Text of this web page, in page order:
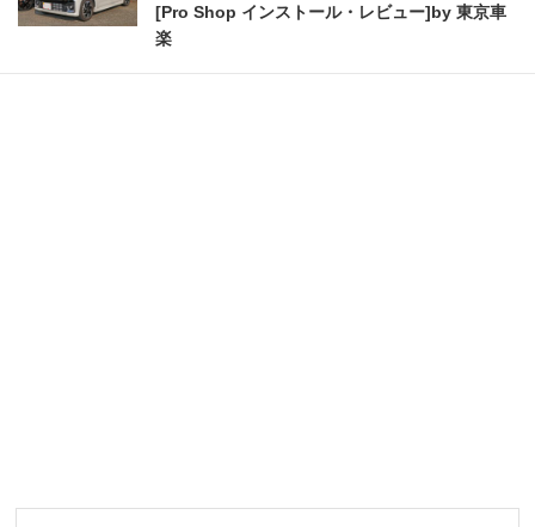
[Pro Shop インストール・レビュー]by 東京車
楽